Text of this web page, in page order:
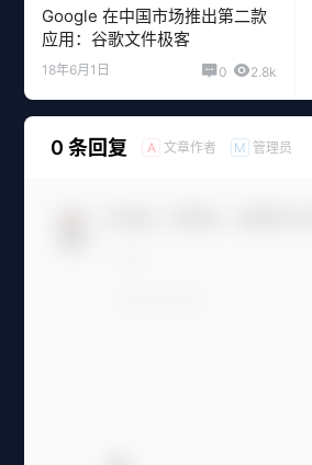
Google 在中国市场推出第二款
应用：谷歌文件极客
18年6月1日 0 2.8k
0 条回复 A 文章作者 M 管理员